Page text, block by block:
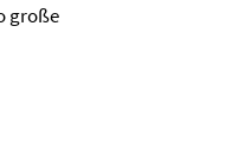
große